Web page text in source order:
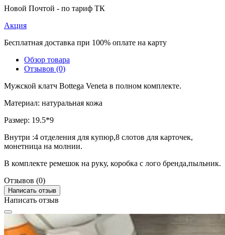
Новой Почтой - по тариф ТК
Акция
Бесплатная доставка при 100% оплате на карту
Обзор товара
Отзывов (0)
Мужской клатч Bottega Veneta в полном комплекте.
Материал: натуральная кожа
Размер: 19.5*9
Внутри :4 отделения для купюр,8 слотов для карточек,
монетница на молнии.
В комплекте ремешок на руку, коробка с лого бренда,пыльник.
Отзывов (0)
Написать отзыв
Написать отзыв